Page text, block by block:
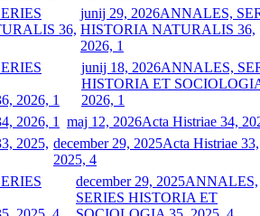
junij 29, 2026ANNALES,
HISTORIA NATURALIS 36,
2026, 1
junij 18, 2026ANNALES,
HISTORIA ET
2026, 1
maj 12, 2026Acta Histriae 34,
december 29, 2025Acta Histriae 33,
2025, 4
december 29, 2025ANNALES,
SERIES HISTORIA ET